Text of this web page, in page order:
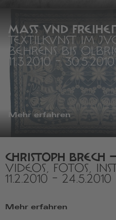
MASS UND FREIHEIT
TEXTILKUNST IM
BEHRENS BIS
11.3.2010 -30.5.2010
Mehr erfahren
CHRISTOPH BRECH
VIDEOS, FOTOS,
11.2.2010 - 24.5.2010
Mehr erfahren